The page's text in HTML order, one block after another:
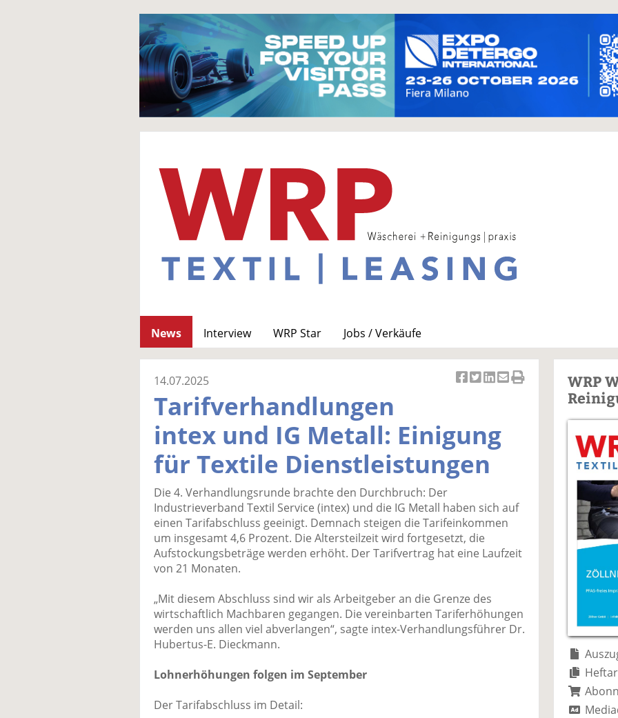
News Interview WRP Star
Jobs / Verkäufe
el
uf
F
ac
e
b
o
o
il
e
n
el
wi
n
el
a
uf
n
k
e
di
n
e
n
el
p
ai
l
v
er
e
n
e
n
14.07.2025
Tarifverhandlungen
intex und IG Metall: Einigung
für Textile Dienstleistungen
Die 4. Verhandlungsrunde brachte den Durchbruch: Der
Industrieverband Textil Service (intex) und die IG Metall haben sich auf
einen Tarifabschluss geeinigt. Demnach steigen die Tarifeinkommen
um insgesamt 4,6 Prozent. Die Altersteilzeit wird fortgesetzt, die
Aufstockungsbeträge werden erhöht. Der Tarifvertrag hat eine Laufzeit
von 21 Monaten.
„Mit diesem Abschluss sind wir als Arbeitgeber an die Grenze des
wirtschaftlich Machbaren gegangen. Die vereinbarten Tariferhöhungen
werden uns allen viel abverlangen“, sagte intex-Verhandlungsführer Dr.
Hubertus-E. Dieckmann.
Lohnerhöhungen folgen im September
Der Tarifabschluss im Detail:
WRP